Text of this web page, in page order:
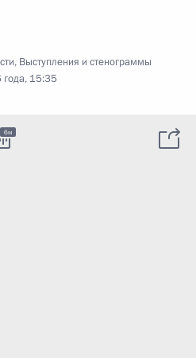
, Выступления и стенограммы
15:35
6м